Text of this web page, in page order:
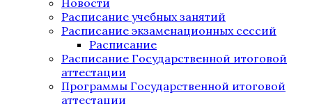
Новости
Расписание учебных занятий
Расписание экзаменационных сессий
Расписание
Расписание Государственной итоговой
аттестации
Программы Государственной итоговой
аттестации